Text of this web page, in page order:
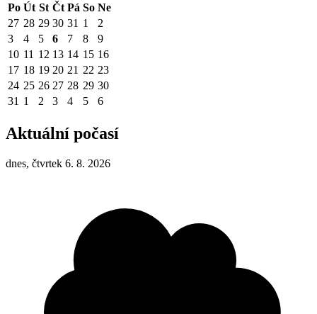
Po Út St Čt Pá So Ne
27 28 29 30 31 1
2
3
4 5 6 7 8
9
10 11 12 13 14 15 16
17 18 19 20 21 22 23
24 25 26 27 28 29 30
31 1 2 3 4 5 6
Aktuální počasí
dnes, čtvrtek 6. 8. 2026